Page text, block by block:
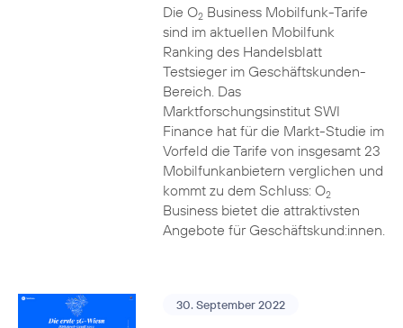
Die O2Business Mobilfunk-Tarife
sind im aktuellen Mobilfunk
Ranking des Handelsblatt
Testsieger im Geschäftskunden-
Bereich. Das
Marktforschungsinstitut SWI
Finance hat für die Markt-Studie im
Vorfeld die Tarife von insgesamt 23
Mobilfunkanbietern verglichen und
kommt zu dem Schluss: O2
Business bietet die attraktivsten
Angebote für Geschäftskund:innen.
30. September 2022